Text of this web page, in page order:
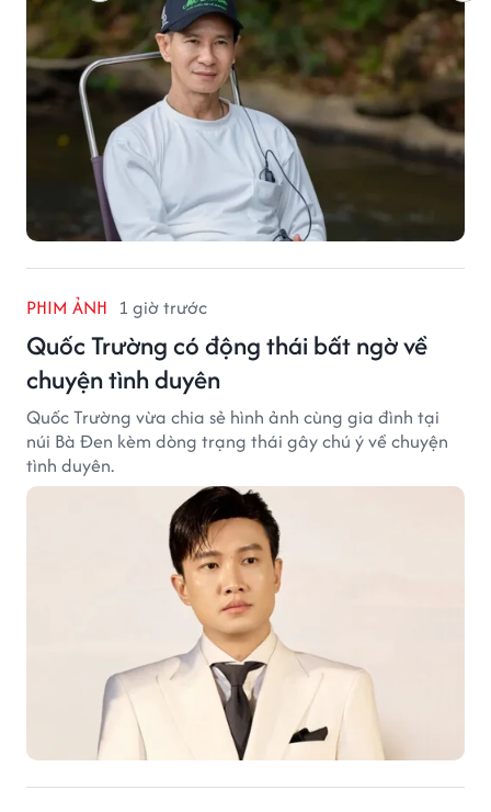
PHIM ẢNH 1 giờ trước
Quốc Trường có động thái bất ngờ về
chuyện tình duyên
Quốc Trường vừa chia sẻ hình ảnh cùng gia đình tại
núi Bà Đen kèm dòng trạng thái gây chú ý về chuyện
tình duyên.